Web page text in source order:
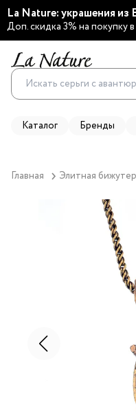
La Nature: украшения из
Доп. скидка 3% на покупку
Каталог Бренды
Главная Элитная